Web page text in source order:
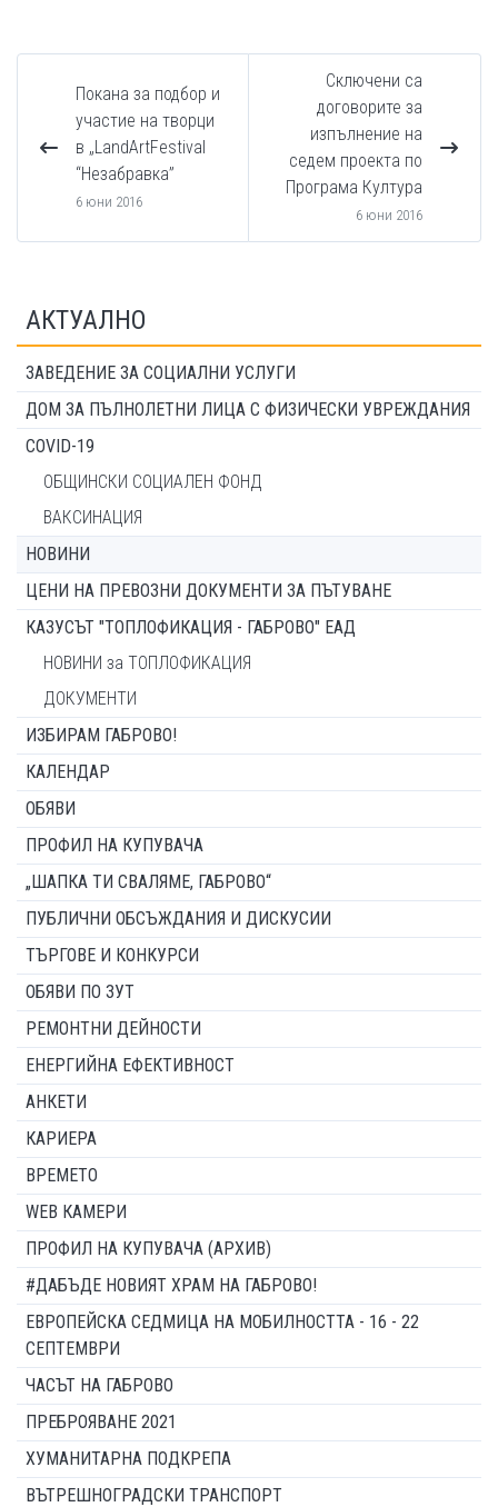
Покана за подбор и
участие на творци
в „LandArtFestival
“Незабравка”
6 юни 2016
Сключени са
договорите за
изпълнение на
седем проекта по
Програма Култура
6 юни 2016
АКТУАЛНО
ЗАВЕДЕНИЕ ЗА СОЦИАЛНИ УСЛУГИ
ДОМ ЗА ПЪЛНОЛЕТНИ ЛИЦА С ФИЗИЧЕСКИ УВРЕЖДАНИЯ
COVID-19
ОБЩИНСКИ СОЦИАЛЕН ФОНД
ВАКСИНАЦИЯ
НОВИНИ
ЦЕНИ НА ПРЕВОЗНИ ДОКУМЕНТИ ЗА ПЪТУВАНЕ
КАЗУСЪТ "ТОПЛОФИКАЦИЯ - ГАБРОВО" ЕАД
НОВИНИ за ТОПЛОФИКАЦИЯ
ДОКУМЕНТИ
ИЗБИРАМ ГАБРОВО!
КАЛЕНДАР
ОБЯВИ
ПРОФИЛ НА КУПУВАЧА
„ШАПКА ТИ СВАЛЯМЕ, ГАБРОВО“
ПУБЛИЧНИ ОБСЪЖДАНИЯ И ДИСКУСИИ
ТЪРГОВЕ И КОНКУРСИ
ОБЯВИ ПО ЗУТ
РЕМОНТНИ ДЕЙНОСТИ
ЕНЕРГИЙНА ЕФЕКТИВНОСТ
АНКЕТИ
КАРИЕРА
ВРЕМЕТО
WEB КАМЕРИ
ПРОФИЛ НА КУПУВАЧА (АРХИВ)
#ДАБЪДЕ НОВИЯТ ХРАМ НА ГАБРОВО!
ЕВРОПЕЙСКА СЕДМИЦА НА МОБИЛНОСТТА - 16 - 22
СЕПТЕМВРИ
ЧАСЪТ НА ГАБРОВО
ПРЕБРОЯВАНЕ 2021
ХУМАНИТАРНА ПОДКРЕПА
ВЪТРЕШНОГРАДСКИ ТРАНСПОРТ